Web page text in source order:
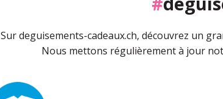
Sur deguisements-cadeaux.ch, découvrez un
Nous mettons régulièrement à jour